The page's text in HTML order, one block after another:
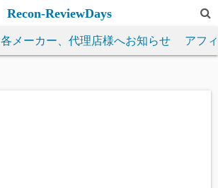
Recon-ReviewDays
各メーカー、代理店様へお知らせ アフ